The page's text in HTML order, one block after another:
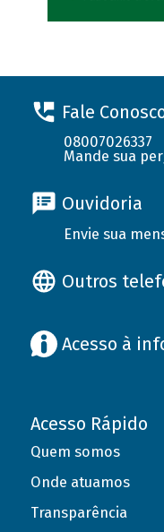
Fale
08007026337
Mande sua
Ouvidoria
Envie sua
Outros
Acesso à
Acesso Rápido
Quem somos
Onde atuamos
Transparência